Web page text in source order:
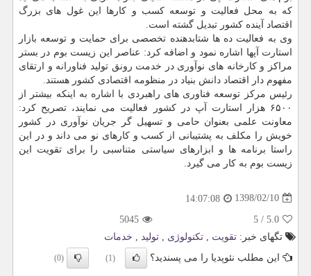
كه به محل فعالیت و توسعه كسب و كارها این غول های بزرگ
اقتصاد آینده كشور تبدیل گشته است.
وی به فعالیت ده ها شتابدهنده تخصصی برای حمایت و توسعه بازار
استارت آپها اشاره نمود و اضافه كرد: عناصر این زیست بوم در بستر
مراكز و كارخانه های نوآوری در خدمت رونق تولید فناورانه و ارتقای
مفهوم دار اقتصاد دانش بنیاد در منظومه اقتصادی كشور هستند.
رئیس مركز توسعه فناوری های راهبردی با اشاره به اینكه بیشتر از
۶۵۰۰ هزار استارت آپ در كشور فعالیت می نمایند، تصریح كرد:
معاونت علمی بعنوان حامی و تسهیل گر جریان نوآوری در كشور
خویش را مكلف به پشتیبانی از كسب و كارهای نو می داند و در این
راستا برنامه ها و ابزارهای سیاستی متناسبی را برای تقویت این
زیست بوم به كار می گیرد.
1398/02/10
14:07:08
5.0
/
5
5045
تگهای خبر: تقویت , تكنولوژی , تولید , خدمات
این مطلب نئوپدیا را می پسندید؟
(1)
(0)